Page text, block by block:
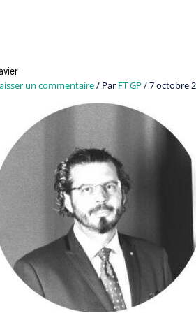
un commentaire/ Par FT GP /7 octobre